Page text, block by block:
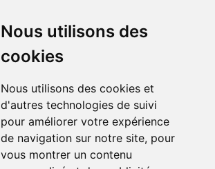
Nous utilisons des
cookies
Nous utilisons des cookies et
d'autres technologies de suivi
pour améliorer votre expérience
de navigation sur notre site, pour
vous montrer un contenu